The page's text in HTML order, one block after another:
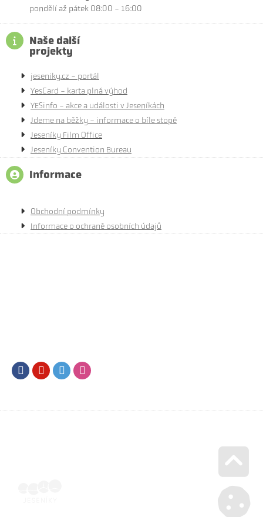
pondělí až pátek 08:00 - 16:00
Naše další
projekty
jeseniky.cz - portál
YesCard - karta plná výhod
YESinfo - akce a události v Jeseníkách
Jdeme na běžky - informace o bíle stopě
Jeseníky Film Office
Jeseníky Convention Bureau
Informace
Obchodní podmínky
Informace o ochraně osobních údajů
FacebookYoutubeTwitter
Go